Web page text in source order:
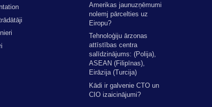
Amerikas jaunuzņēmumi
nolemj pārcelties uz
Eiropu?
Tehnoloģiju ārzonas
attīstības centra
salīdzinājums: (Polija),
ASEAN (Filipīnas),
Eirāzija (Turcija)
Kādi ir galvenie CTO un
CIO izaicinājumi?